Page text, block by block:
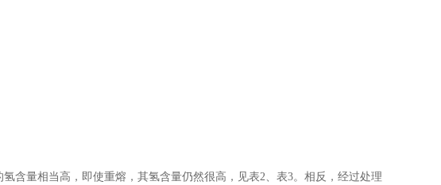
含量相当高，即使重熔，其氢含量仍然很高，见表2、表3。相反，经过处理